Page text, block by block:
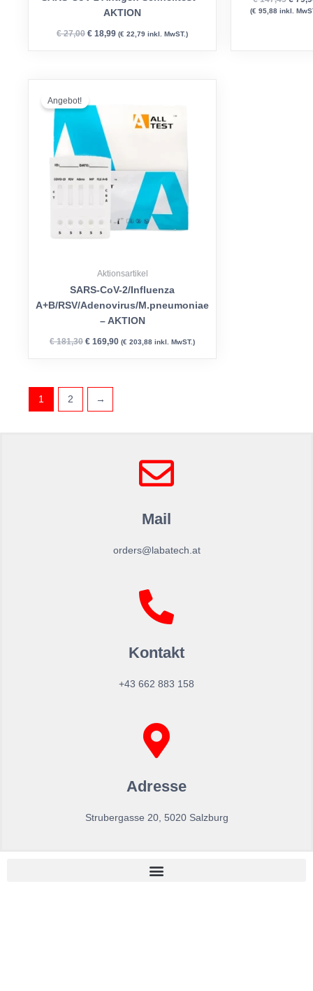
AKTION
€27,00 € 18,99 (€ 22,79 inkl. MwST.)
(€ 95,88inkl.
Angebot!
Aktionsartikel
SARS-CoV-2/Influenza
A+B/RSV/Adenovirus/M.pneumoniae
– AKTION
€181,30
war:
€ 181,30
€ 169,90
€ 169,90.
(€ 203,88 inkl. MwST.)
1 2 →
Mail
orders@labatech.at
Kontakt
+43 662 883 158
Adresse
Strubergasse 20, 5020 Salzburg